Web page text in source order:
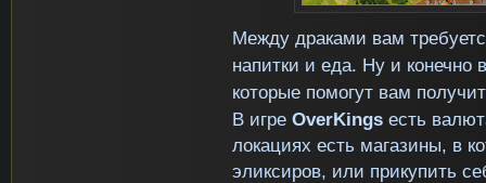
Между драками вам
напитки и еда. Ну и конечно
которые помогут вам
В игре OverKings есть
локациях есть магазины, в
эликсиров, или прикупить